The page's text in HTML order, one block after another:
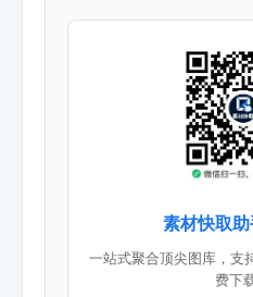
素材快取
一站式聚合顶尖图库，支
费下